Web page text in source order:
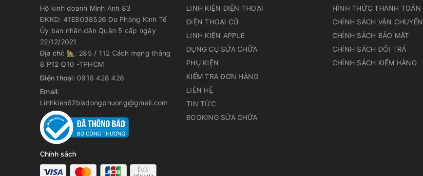
Hộ kinh doanh Minh Anh 83
ĐKKD: 41E8038526 Do Phòng Kinh Tế
Ủy ban nhân dân Quận 5 cấp ngày
22/12/2021
Địa chỉ: 🏡: 285 / 112 Cách mạng tháng
8 P12 Q10 -TPHCM
Điện thoại: 0918 428 428
Email:
Linhkien62bisdongphuong@gmail.com
Chính sách
LINH KIỆN ĐIỆN THOẠI
ĐIỆN THOẠI CŨ
LINH KIỆN APPLE
DỤNG CỤ SỬA CHỮA
PHỤ KIỆN
KIỂM TRA ĐƠN HÀNG
LIÊN HỆ
TIN TỨC
BOOKING SỬA CHỮA
HÌNH THỨC THANH TOÁN
CHÍNH SÁCH VẬN CHUYỂN
CHÍNH SÁCH BẢO MẬT
CHÍNH SÁCH ĐỔI TRẢ
CHÍNH SÁCH KIỂM HÀNG